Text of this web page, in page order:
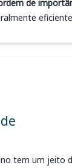
de
tem um jeito